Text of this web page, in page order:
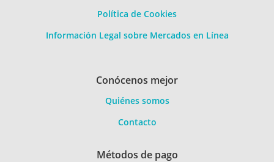
Política de Cookies
Información Legal sobre Mercados en Línea
Conócenos mejor
Quiénes somos
Contacto
Métodos de pago